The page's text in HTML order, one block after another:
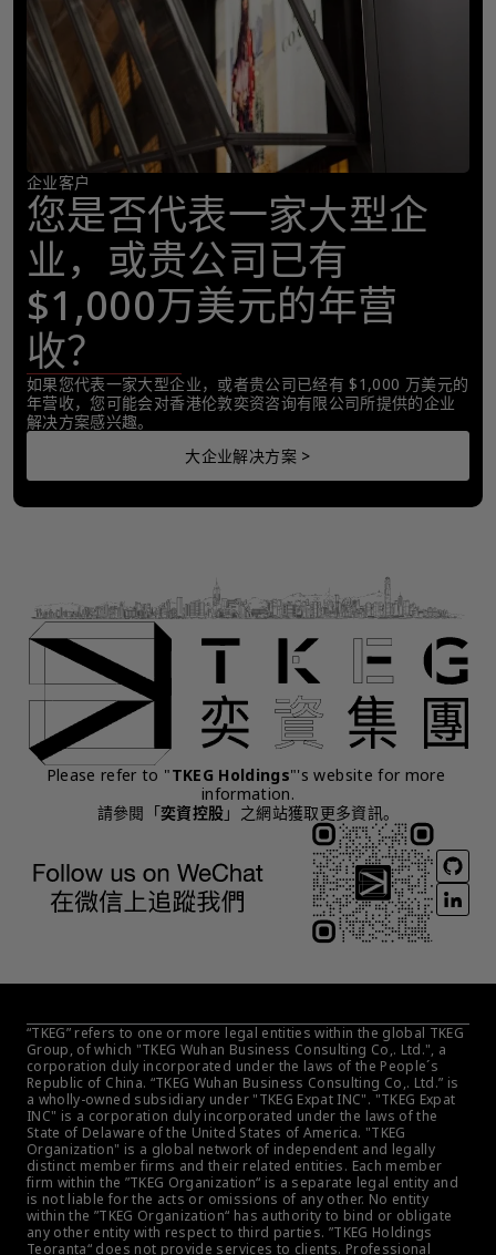
企业客户
您是否代表一家大型企
业，或贵公司已有
$1,000万美元的年营
收？
如果您代表一家大型企业，或者贵公司已经有 $1,000 万美元的
年营收，您可能会对香港伦敦奕资咨询有限公司所提供的企业
解决方案感兴趣。
大企业解决方案 >
Please refer to "TKEG Holdings"'s website for more
information.
請參閱「奕資控股 」之網站獲取更多資訊。
“TKEG” refers to one or more legal entities within the global TKEG
Group, of which "TKEG Wuhan Business Consulting Co,. Ltd.", a
corporation duly incorporated under the laws of the People´s
Republic of China. “TKEG Wuhan Business Consulting Co,. Ltd.” is
a wholly-owned subsidiary under "TKEG Expat INC". "TKEG Expat
INC" is a corporation duly incorporated under the laws of the
State of Delaware of the United States of America. "TKEG
Organization" is a global network of independent and legally
distinct member firms and their related entities. Each member
firm within the ”TKEG Organization“ is a separate legal entity and
is not liable for the acts or omissions of any other. No entity
within the ”TKEG Organization“ has authority to bind or obligate
any other entity with respect to third parties. ”TKEG Holdings
Teoranta“ does not provide services to clients. Professional